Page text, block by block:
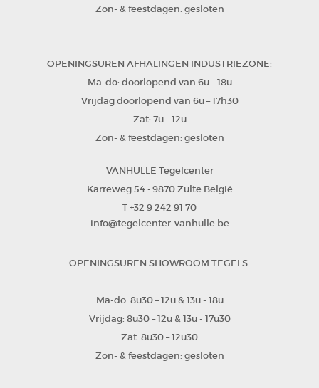
Zon- & feestdagen: gesloten
OPENINGSUREN AFHALINGEN INDUSTRIEZONE:
Ma-do: doorlopend van 6u – 18u
Vrijdag doorlopend van 6u – 17h30
Zat: 7u – 12u
Zon- & feestdagen: gesloten
VANHULLE Tegelcenter
Karreweg 54- 9870 Zulte België
T +32 9 242 91 70
info@tegelcenter-vanhulle.be
OPENINGSUREN SHOWROOM TEGELS:
Ma-do: 8u30 – 12u & 13u - 18u
Vrijdag: 8u30 – 12u & 13u - 17u30
Zat: 8u30 – 12u30
Zon- & feestdagen: gesloten